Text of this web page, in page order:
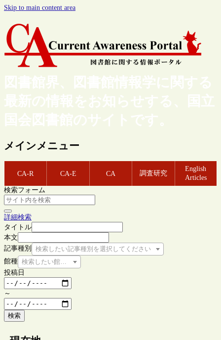
Skip to main content area
図書館界、図書館情報学に関する
最新の情報をお知らせする、国立
国会図書館のサイトです。
メインメニュー
CA-R CA-E CA 調査研究
English
Articles
検索フォーム
詳細検索
タイトル
本文
記事種別
検索したい記事種別を選択してください
館種 検索したい館種を選択してください
投稿日
～
検索